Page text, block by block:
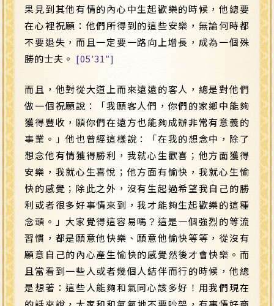
果見到其他有情的內心中生起歡樂的時候，他總要
在心裡祝願：他們所得到的這些安樂，無論何時都
不要退失，而且一定要一路向上增長，成為一個殊
勝的士夫。 [05′31″]
而且，他對從大道上而來遠遠的客人，總是對他們
做一個祝願說：「我願客人們，你們的家鄉中能夠
獲得豐收，願你們在遠方也能夠成辦非常有意義的
事業。」他也曾經這樣說：「在我的想念中，除了
想念他有情獲得勝利，我就心生歡喜；他方面獲得
安樂，我就心生喜悅；他方面有愉快，我就心生愉
快的感覺；除此之外，沒有生起過希望我自己的勝
利或者很多好事情來到，我才能夠生起歡樂的這種
念頭。」大家覺得這容易嗎？這是一個強烈的等流
習慣，都是願意他快樂、願意他愉快等等，從沒有
願意自己的內心產生愉快的感覺然後才會快樂。而
且當看到一些人或者幾個人結伴而行的時候，他總
是想著：這些人能夠和氣同心該多好！用我們現在